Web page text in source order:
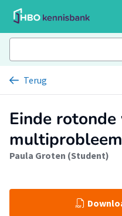
Terug
Einde
Paula Groten (Student)